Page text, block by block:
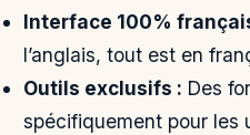
Interface 100%
l’anglais, tout est en
Outils exclusifs : Des
spécifiquement pour les